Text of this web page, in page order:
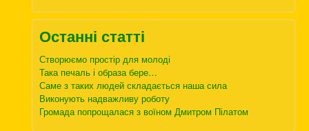
Останні статті
Створюємо простір для молоді
Така печаль і образа бере…
Саме з таких людей складається наша сила
Виконують надважливу роботу
Громада попрощалася з воїном Дмитром Пілатом